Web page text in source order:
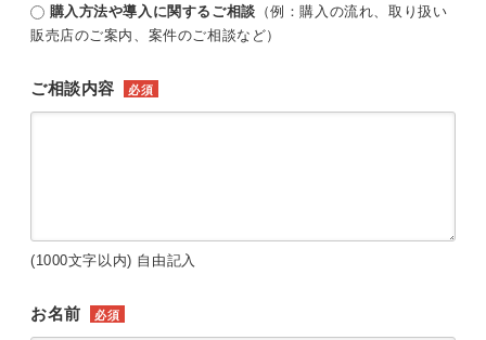
購入方法や導入に関するご相談 （例：購入の流れ、取り扱い
販売店のご案内、案件のご相談など）
ご相談内容 必須
(1000文字以内) 自由記入
お名前 必須